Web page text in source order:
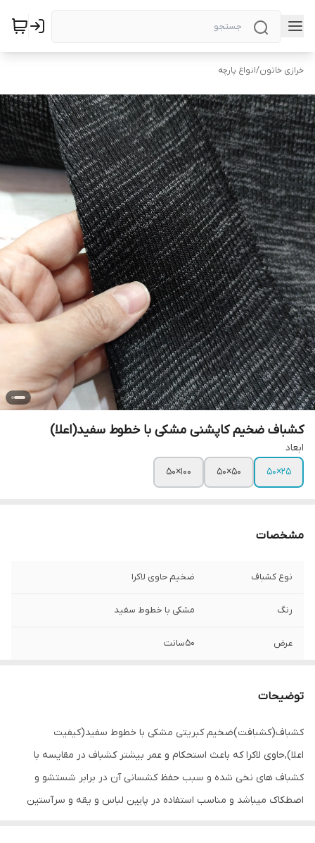
خرازی خاتون/انواع پارچه
کشباف ضخیم کاپشنی مشکی با خطوط سفید(اعلا)
ابعاد
۲۵×۵۰
۵۰×۵۰ ۱۰۰×۵۰
مشخصات
نوع کشباف ضخیم حاوی لاکرا
رنگ مشکی با خطوط سفید
عرض ۵۰سانت
توضیحات
کشباف(کشبافت)ضخیم کبریتی مشکی با خطوط سفید(کیفیت
اعلا),حاوی لاکرا که باعث استحکام و عمر بیشتر کشباف در مقایسه با
کشباف های نخی شده و سبب حفظ کشسانی آن در برابر شستشو و
اصطکاک میباشد و مناسب استفاده در پایین لباس و یقه و سرآستین